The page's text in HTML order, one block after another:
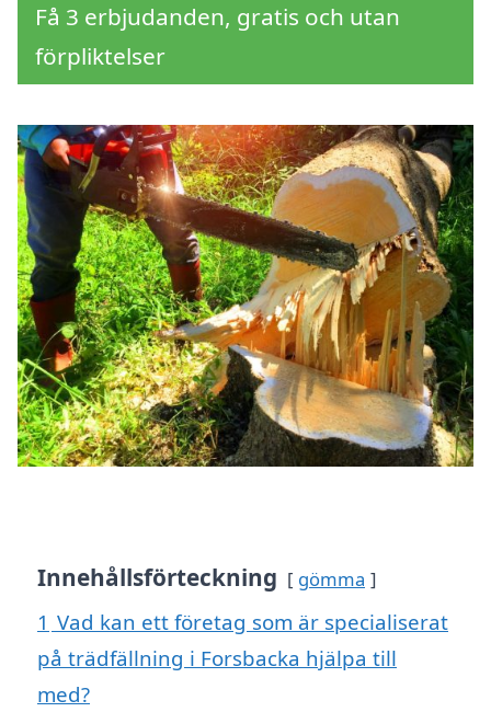
Få 3 erbjudanden, gratis och utan
förpliktelser
Innehållsförteckning gömma
1 Vad kan ett företag som är specialiserat
på trädfällning i Forsbacka hjälpa till
med?